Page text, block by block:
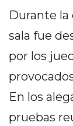
TAPA
DEL
REPORTERO
DIARIO
DEPORTIVO
Durante la
sala fue
por los
En los
pruebas